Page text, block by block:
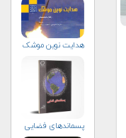
هدایت نوین موشک
پسماندهای فضایی